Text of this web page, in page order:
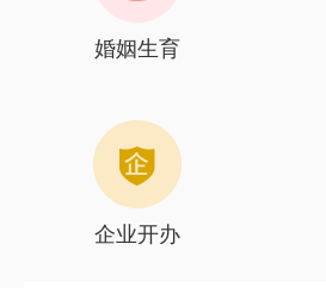
婚姻生育
企业开办